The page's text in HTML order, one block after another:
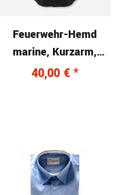
Feuerwehr-Hemd
marine, Kurzarm,
modern fit
40,00 € *